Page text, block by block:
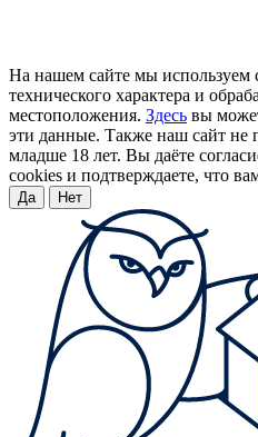
На нашем сайте мы используем
технического характера и
местоположения. Здесь вы
эти данные. Также наш сайт не
младше 18 лет. Вы даёте
cookies и подтверждаете, что
Да Нет